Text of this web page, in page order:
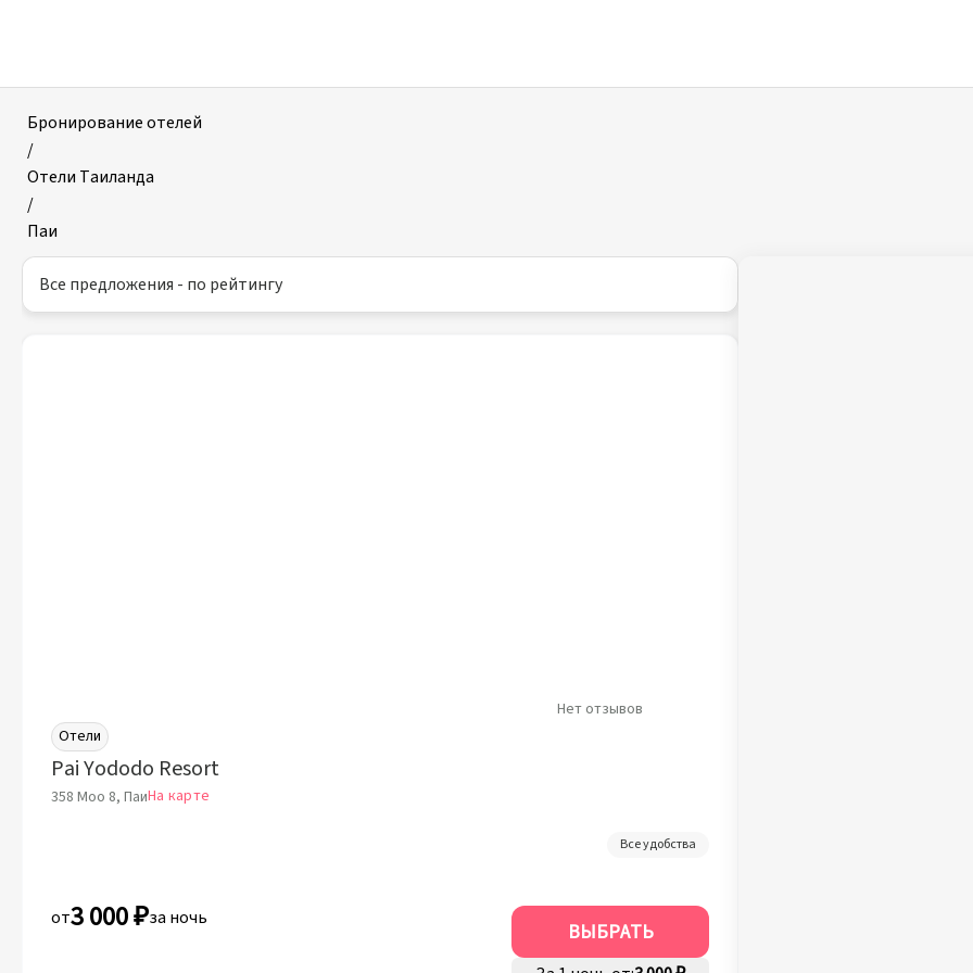
Бронирование отелей
/
Отели Таиланда
/
Паи
Все предложения - по рейтингу
Отели
Pai Yododo Resort
358 Moo 8, ПаиНа карте
Нет отзывов
Все удобства
от3 000 ₽за ночь
ВЫБРАТЬ